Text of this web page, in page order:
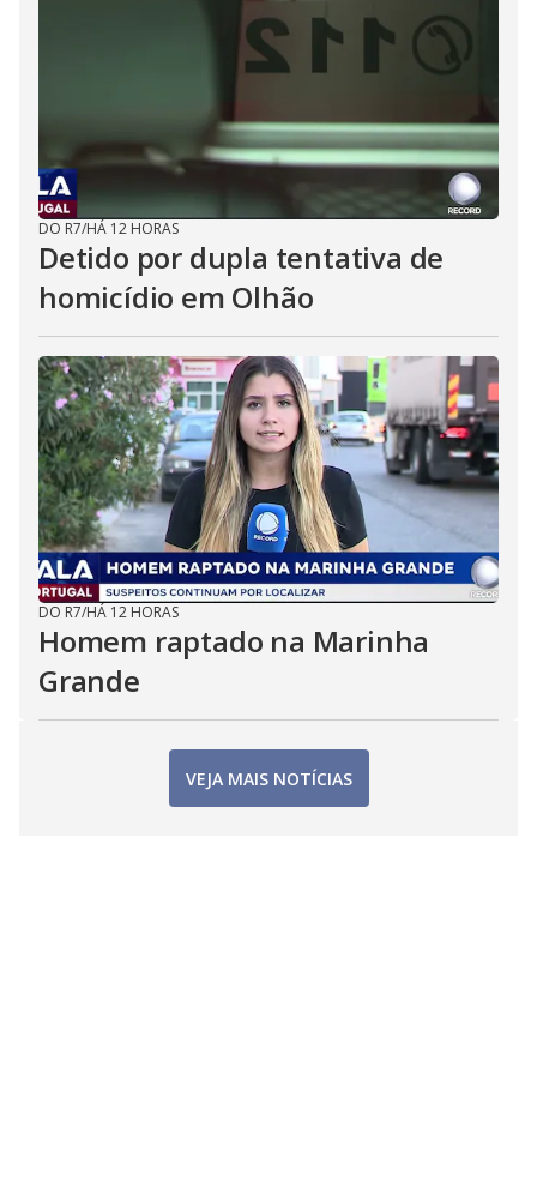
DO R7/HÁ 12 HORAS
Detido por dupla tentativa de
homicídio em Olhão
DO R7/HÁ 12 HORAS
Homem raptado na Marinha
Grande
VEJA MAIS NOTÍCIAS